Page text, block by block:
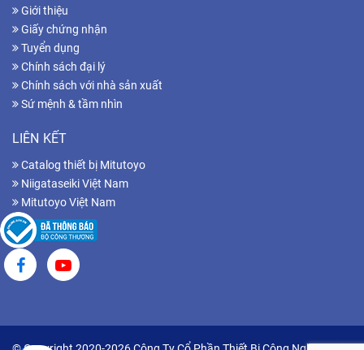
Giới thiệu
Giấy chứng nhận
Tuyển dụng
Chính sách đại lý
Chính sách với nhà sản xuất
Sứ mệnh & tầm nhìn
LIÊN KẾT
Catalog thiết bị Mitutoyo
Niigataseiki Việt Nam
Mitutoyo Việt Nam